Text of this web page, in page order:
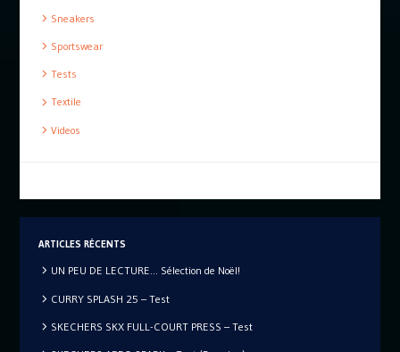
Sneakers
Sportswear
Tests
Textile
Videos
ARTICLES RÉCENTS
UN PEU DE LECTURE… Sélection de Noël!
CURRY SPLASH 25 – Test
SKECHERS SKX FULL-COURT PRESS – Test